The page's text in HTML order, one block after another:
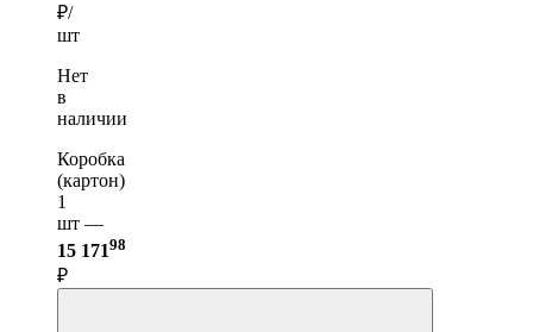
₽/
шт
Нет
в
наличии
Коробка
(картон)
1
шт —
15 17198
₽